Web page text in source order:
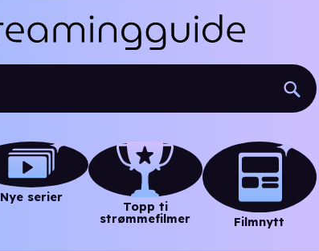
Nye serier
Topp ti
strømmefilmer
Filmnytt